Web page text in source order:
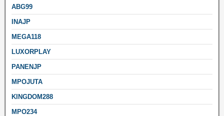
ABG99
INAJP
MEGA118
LUXORPLAY
PANENJP
MPOJUTA
KINGDOM288
MPO234